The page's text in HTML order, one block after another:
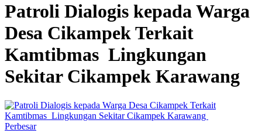
Patroli Dialogis kepada Warga
Desa Cikampek Terkait
Kamtibmas Lingkungan
Sekitar Cikampek Karawang
Perbesar